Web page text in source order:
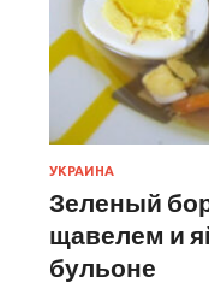
УКРАИНА
Зеленый
щавелем и
бульоне